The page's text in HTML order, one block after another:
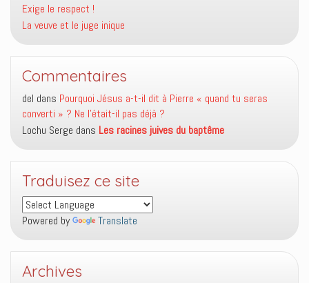
Exige le respect !
La veuve et le juge inique
Commentaires
del dans Pourquoi Jésus a-t-il dit à Pierre « quand tu seras
converti » ? Ne l’était-il pas déjà ?
Lochu Serge dans Les racines juives du baptême
Traduisez ce site
Powered by Translate
Archives